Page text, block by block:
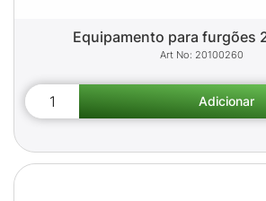
Equipamento para furgões
20100260